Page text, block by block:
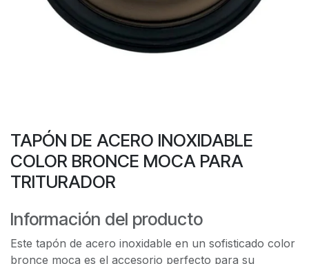
TAPÓN DE ACERO INOXIDABLE
COLOR BRONCE MOCA PARA
TRITURADOR
Información del producto
Este tapón de acero inoxidable en un sofisticado color
bronce moca es el accesorio perfecto para su